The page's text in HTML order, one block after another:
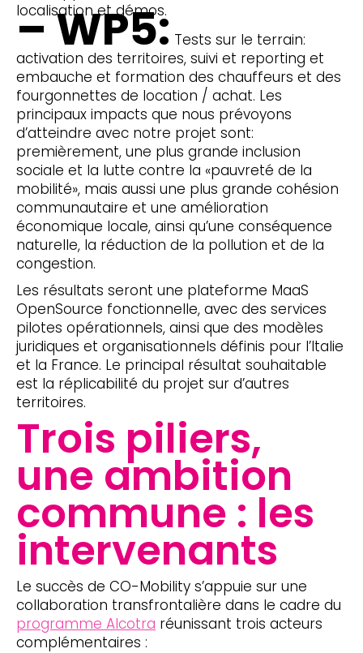
localisation et démos.
– WP5: Tests sur le terrain:
activation des territoires, suivi et reporting et
embauche et formation des chauffeurs et des
fourgonnettes de location / achat. Les
principaux impacts que nous prévoyons
d’atteindre avec notre projet sont:
premièrement, une plus grande inclusion
sociale et la lutte contre la «pauvreté de la
mobilité», mais aussi une plus grande cohésion
communautaire et une amélioration
économique locale, ainsi qu’une conséquence
naturelle, la réduction de la pollution et de la
congestion.
Les résultats seront une plateforme MaaS
OpenSource fonctionnelle, avec des services
pilotes opérationnels, ainsi que des modèles
juridiques et organisationnels définis pour l’Italie
et la France. Le principal résultat souhaitable
est la réplicabilité du projet sur d’autres
territoires.
Trois piliers,
une ambition
commune : les
intervenants
Le succès de CO-Mobility s’appuie sur une
collaboration transfrontalière dans le cadre du
programme Alcotra réunissant trois acteurs
complémentaires :